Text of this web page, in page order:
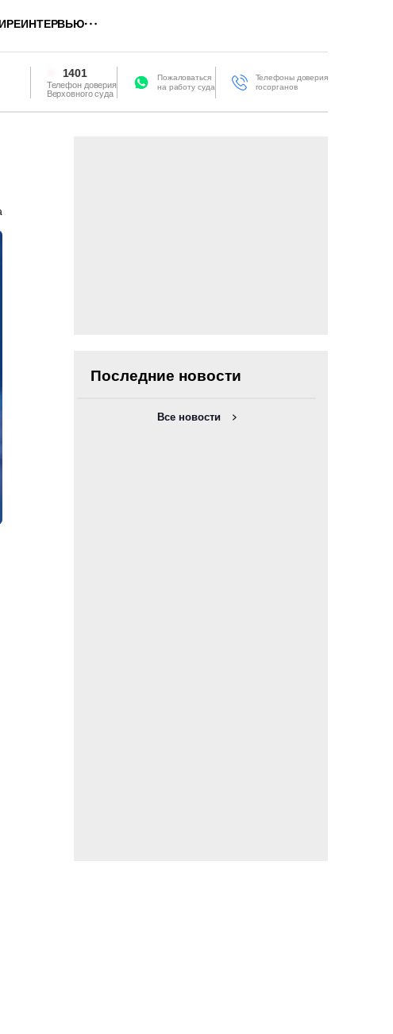
ИНТЕРВЬЮ
1401
Телефон доверия
Верховного суда
Пожаловаться
на работу суда
Телефоны доверия
госорганов
Последние новости
Все новости